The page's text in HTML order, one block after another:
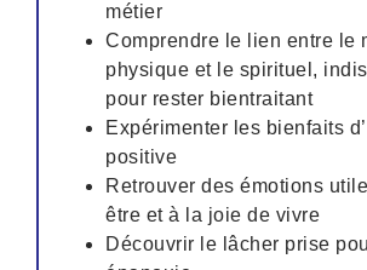
métier
Comprendre le lien entre le
physique et le spirituel,
pour rester bientraitant
Expérimenter les bienfaits
positive
Retrouver des émotions
être et à la joie de vivre
Découvrir le lâcher prise